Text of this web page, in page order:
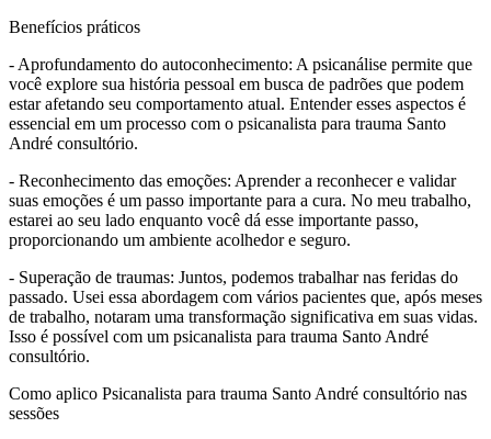
Benefícios práticos
- Aprofundamento do autoconhecimento: A psicanálise permite que
você explore sua história pessoal em busca de padrões que podem
estar afetando seu comportamento atual. Entender esses aspectos é
essencial em um processo com o psicanalista para trauma Santo
André consultório.
- Reconhecimento das emoções: Aprender a reconhecer e validar
suas emoções é um passo importante para a cura. No meu trabalho,
estarei ao seu lado enquanto você dá esse importante passo,
proporcionando um ambiente acolhedor e seguro.
- Superação de traumas: Juntos, podemos trabalhar nas feridas do
passado. Usei essa abordagem com vários pacientes que, após meses
de trabalho, notaram uma transformação significativa em suas vidas.
Isso é possível com um psicanalista para trauma Santo André
consultório.
Como aplico Psicanalista para trauma Santo André consultório nas
sessões